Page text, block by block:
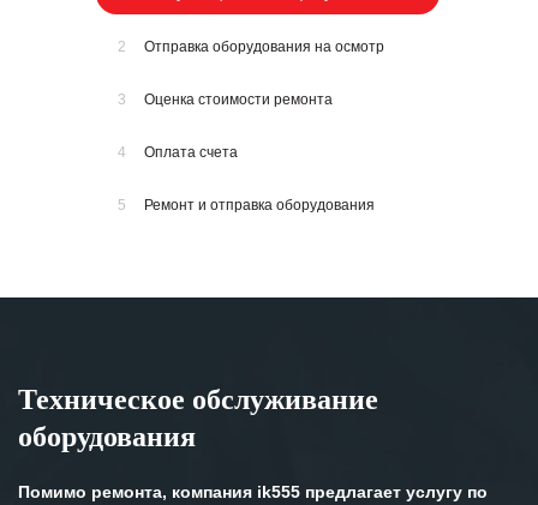
2 Отправка оборудования на осмотр
3 Оценка стоимости ремонта
4 Оплата счета
5 Ремонт и отправка оборудования
Техническое обслуживание
оборудования
Помимо ремонта, компания ik555 предлагает услугу по